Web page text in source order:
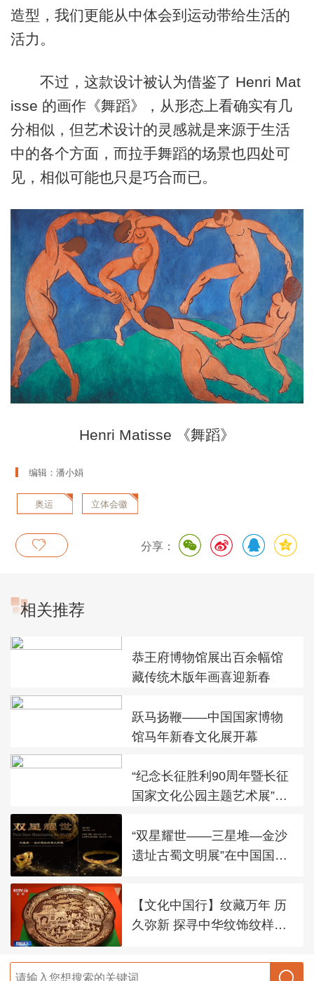
造型，我们更能从中体会到运动带给生活的
活力。
不过，这款设计被认为借鉴了 Henri Mat
isse 的画作《舞蹈》，从形态上看确实有几
分相似，但艺术设计的灵感就是来源于生活
中的各个方面，而拉手舞蹈的场景也四处可
见，相似可能也只是巧合而已。
Henri Matisse 《舞蹈》
编辑：潘小娟
奥运 立体会徽
分享：
相关推荐
恭王府博物馆展出百余幅馆
藏传统木版年画喜迎新春
跃马扬鞭——中国国家博物
馆马年新春文化展开幕
“纪念长征胜利90周年暨长征
国家文化公园主题艺术展”在
“双星耀世——三星堆—金沙
遗址古蜀文明展”在中国国家
【文化中国行】纹藏万年 历
久弥新 探寻中华纹饰纹样之